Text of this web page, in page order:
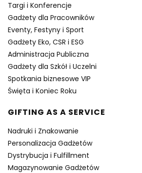
Targi i Konferencje
Gadżety dla Pracowników
Eventy, Festyny i Sport
Gadżety Eko, CSR i ESG
Administracja Publiczna
Gadżety dla Szkół i Uczelni
Spotkania biznesowe VIP
Święta i Koniec Roku
GIFTING AS A SERVICE
Nadruki i Znakowanie
Personalizacja Gadżetów
Dystrybucja i Fulfillment
Magazynowanie Gadżetów